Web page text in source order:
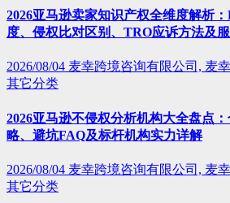
2026亚马逊卖家知识产权全维度解析
度、侵权比对区别、TRO应诉方法及
2026/08/04 麦幸跨境咨询有限公司, 麦
其它分类
2026亚马逊不侵权分析机构大全盘点
略、避坑FAQ及标杆机构实力详解
2026/08/04 麦幸跨境咨询有限公司, 麦
其它分类